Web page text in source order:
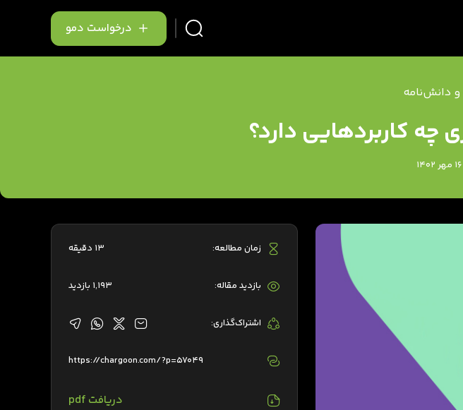
درخواست دمو
و دانش‌نامه
کاربردهایی دارد؟
زمان مطالعه: 13 دقیقه
بازدید مقاله: 1,193 بازدید
اشتراک‌گذاری:
https://chargoon.com/?p=57049
دریافت pdf